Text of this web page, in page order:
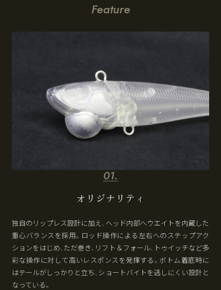
Feature
オリジナリティ
独自のリップレス設計に加え、ヘッド内部へウエイトを内蔵した
重心バランスを採用。ロッド操作による左右へのステップアク
ションをはじめ、ただ巻き、リフト＆フォール、トゥイッチなど多
彩な操作に対して高いレスポンスを発揮する。ボトム着底時に
はテールがしっかりと立ち、ショートバイトを逃しにくい設計と
なっている。